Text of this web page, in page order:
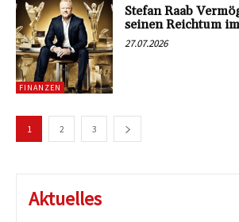
FINANZEN
Stefan Raab
seinen Reichtum
27.07.2026
1 2 3
Aktuelles